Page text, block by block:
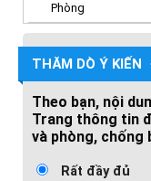
Phòng
THĂM DÒ Ý KIẾN
Theo bạn, nội
Trang thông tin
và phòng, chống
Rất đầy đủ